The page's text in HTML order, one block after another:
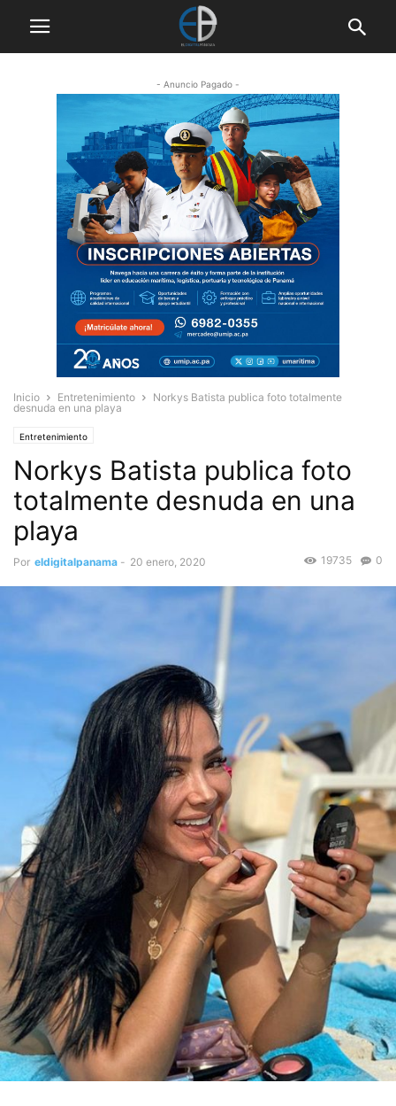
- Anuncio Pagado -
Inicio Entretenimiento
Norkys Batista publica foto totalmente
desnuda en una playa
Entretenimiento
Norkys Batista publica foto
totalmente desnuda en una
playa
Por eldigitalpanama - 20 enero, 2020 0
19735